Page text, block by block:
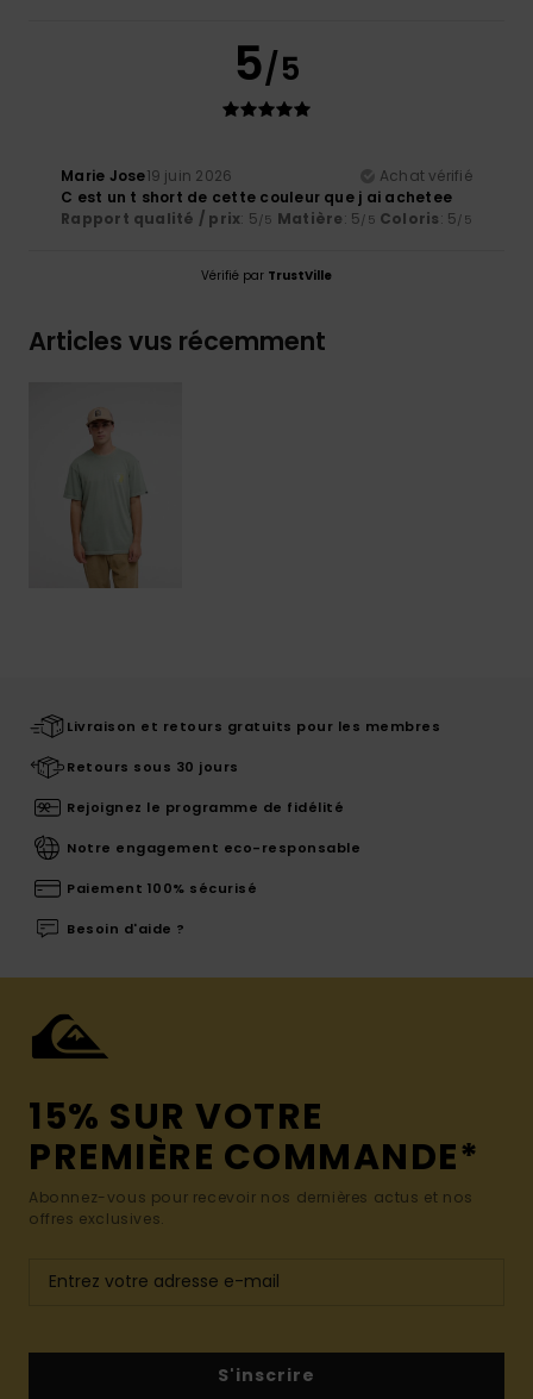
5/5
Marie Jose19 juin 2026
Achat vérifié
C est un t short de cette couleur que j ai achetee
Rapport qualité / prix: 5/5 Matière: 5/5 Coloris: 5/5
Vérifié par TrustVille
Articles vus récemment
Livraison et retours gratuits pour les membres
Retours sous 30 jours
Rejoignez le programme de fidélité
Notre engagement eco-responsable
Paiement 100% sécurisé
Besoin d'aide ?
15% SUR VOTRE
PREMIÈRE COMMANDE*
Abonnez-vous pour recevoir nos dernières actus et nos
offres exclusives.
S'inscrire